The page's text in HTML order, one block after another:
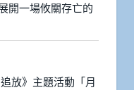
開一場攸關存亡的
放》主題活動「月